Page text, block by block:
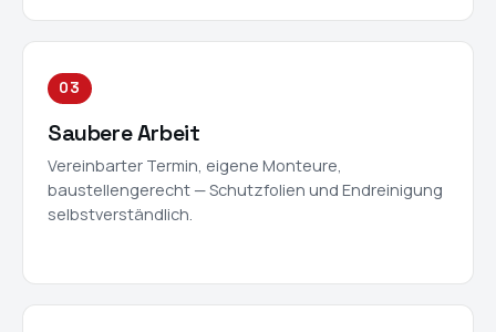
03
Saubere Arbeit
Vereinbarter Termin, eigene Monteure,
baustellengerecht — Schutzfolien und Endreinigung
selbstverständlich.